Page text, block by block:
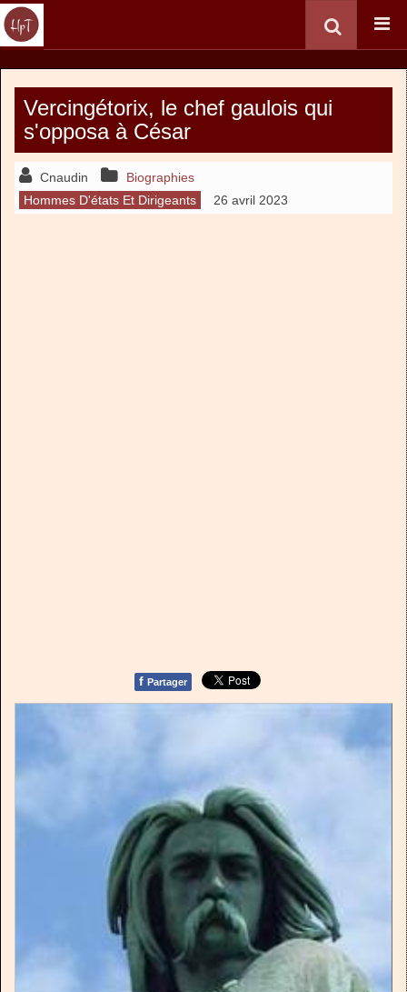
Vercingétorix, le chef gaulois qui
s'opposa à César
Cnaudin
Biographies
Hommes D'états Et Dirigeants
26 avril 2023
f Partager